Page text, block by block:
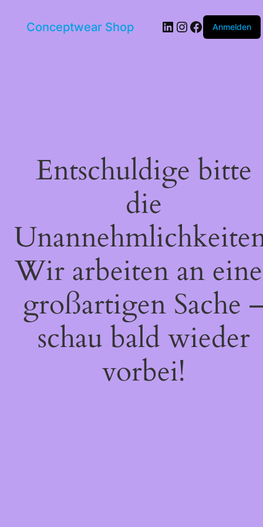
Conceptwear Shop LinkedIn
Instagram
Facebook
Anmelden
Entschuldige bitte
die
Wir arbeiten an
großartigen Sache
schau bald wieder
vorbei!